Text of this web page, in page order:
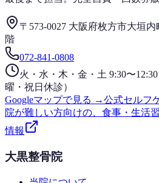
〒573-0027 大阪府枚方市大垣
階
072-841-0808
火・水・木・金・土 9:30〜
曜・祝日休診）
Googleマップで見る →公式セルフ
院が難しい方向けの、食事・生活
情報
大黒整骨院